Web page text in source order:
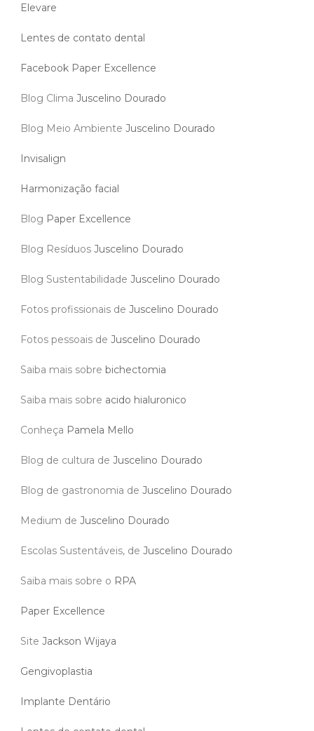
Elevare
Lentes de contato dental
Facebook Paper Excellence
Blog Clima Juscelino Dourado
Blog Meio Ambiente Juscelino Dourado
Invisalign
Harmonização facial
Blog Paper Excellence
Blog Resíduos Juscelino Dourado
Blog Sustentabilidade Juscelino Dourado
Fotos profissionais de Juscelino Dourado
Fotos pessoais de Juscelino Dourado
Saiba mais sobre bichectomia
Saiba mais sobre acido hialuronico
Conheça Pamela Mello
Blog de cultura de Juscelino Dourado
Blog de gastronomia de Juscelino Dourado
Medium de Juscelino Dourado
Escolas Sustentáveis, de Juscelino Dourado
Saiba mais sobre o RPA
Paper Excellence
Site Jackson Wijaya
Gengivoplastia
Implante Dentário